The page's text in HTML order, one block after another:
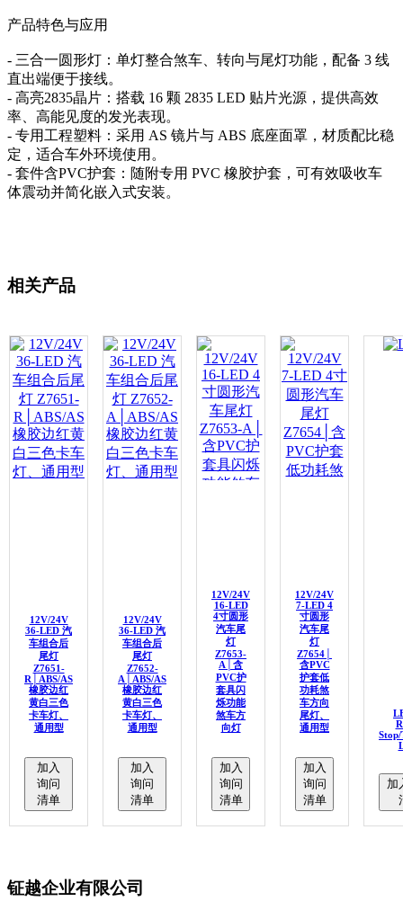
产品特色与应用
- 三合一圆形灯：单灯整合煞车、转向与尾灯功能，配备 3 线
直出端便于接线。
- 高亮2835晶片：搭载 16 颗 2835 LED 贴片光源，提供高效
率、高能见度的发光表现。
- 专用工程塑料：采用 AS 镜片与 ABS 底座面罩，材质配比稳
定，适合车外环境使用。
- 套件含PVC护套：随附专用 PVC 橡胶护套，可有效吸收车
体震动并简化嵌入式安装。
相关产品
12V/24V
36-LED 汽
车组合后
尾灯
Z7651-
R│ABS/AS
橡胶边红
黄白三色
卡车灯、
通用型
加入
询问
清单
12V/24V
36-LED 汽
车组合后
尾灯
Z7652-
A│ABS/AS
橡胶边红
黄白三色
卡车灯、
通用型
加入
询问
清单
12V/24V
16-LED
4寸圆形
汽车尾
灯
Z7653-
A│含
PVC护
套具闪
烁功能
煞车方
向灯
加入
询问
清单
12V/24V
7-LED 4
寸圆形
汽车尾
灯
Z7654│
含PVC
护套低
功耗煞
车方向
尾灯、
通用型
加入
询问
清单
加
钲越企业有限公司